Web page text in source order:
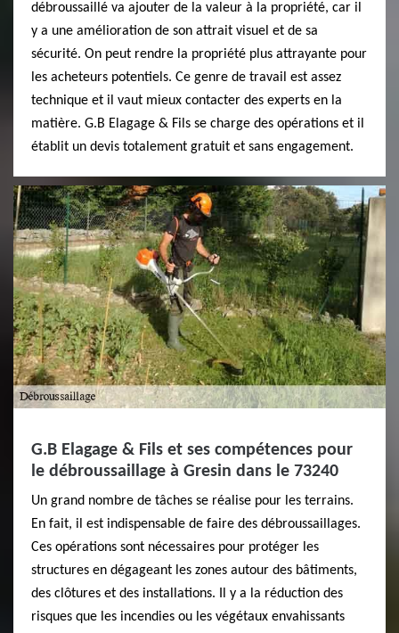
débroussaillé va ajouter de la valeur à la propriété, car il
y a une amélioration de son attrait visuel et de sa
sécurité. On peut rendre la propriété plus attrayante pour
les acheteurs potentiels. Ce genre de travail est assez
technique et il vaut mieux contacter des experts en la
matière. G.B Elagage & Fils se charge des opérations et il
établit un devis totalement gratuit et sans engagement.
G.B Elagage & Fils et ses compétences pour
le débroussaillage à Gresin dans le 73240
Un grand nombre de tâches se réalise pour les terrains.
En fait, il est indispensable de faire des débroussaillages.
Ces opérations sont nécessaires pour protéger les
structures en dégageant les zones autour des bâtiments,
des clôtures et des installations. Il y a la réduction des
risques que les incendies ou les végétaux envahissants